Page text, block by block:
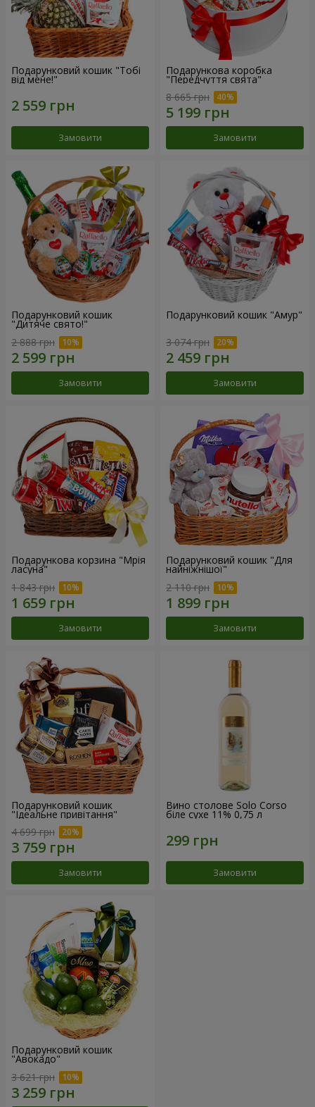
Подарунковий кошик "Тобі
від мене!"
Замовити
Подарункова коробка
"Передчуття свята"
8 665 грн
Замовити
Подарунковий кошик
"Дитяче свято!"
2 888 грн
Замовити
Подарунковий кошик "Амур"
3 074 грн
Замовити
Подарункова корзина "Мрія
ласуна"
1 843 грн
Замовити
Подарунковий кошик "Для
найніжнішої"
2 110 грн
Замовити
Подарунковий кошик
"Ідеальне привітання"
4 699 грн
Замовити
Вино столове Solo Corso
біле сухе 11% 0,75 л
Замовити
Подарунковий кошик
"Авокадо"
3 621 грн